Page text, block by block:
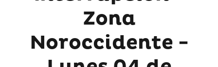
Zona
Noroccidente -